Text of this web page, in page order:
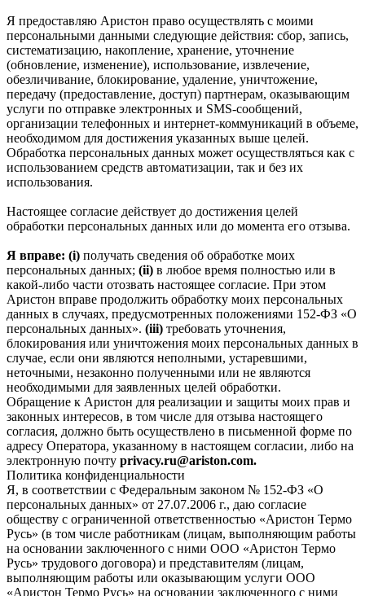
Я предоставляю Аристон право осуществлять с моими
персональными данными следующие действия: сбор, запись,
систематизацию, накопление, хранение, уточнение
(обновление, изменение), использование, извлечение,
обезличивание, блокирование, удаление, уничтожение,
передачу (предоставление, доступ) партнерам, оказывающим
услуги по отправке электронных и SMS‑сообщений,
организации телефонных и интернет‑коммуникаций в объеме,
необходимом для достижения указанных выше целей.
Обработка персональных данных может осуществляться как с
использованием средств автоматизации, так и без их
использования.
Настоящее согласие действует до достижения целей
обработки персональных данных или до момента его отзыва.
Я вправе: (i) получать сведения об обработке моих
персональных данных; (ii) в любое время полностью или в
какой-либо части отозвать настоящее согласие. При этом
Аристон вправе продолжить обработку моих персональных
данных в случаях, предусмотренных положениями 152-ФЗ «О
персональных данных». (iii) требовать уточнения,
блокирования или уничтожения моих персональных данных в
случае, если они являются неполными, устаревшими,
неточными, незаконно полученными или не являются
необходимыми для заявленных целей обработки.
Обращение к Аристон для реализации и защиты моих прав и
законных интересов, в том числе для отзыва настоящего
согласия, должно быть осуществлено в письменной форме по
адресу Оператора, указанному в настоящем согласии, либо на
электронную почту privacy.ru@ariston.com.
Политика конфиденциальности
Я, в соответствии с Федеральным законом № 152-ФЗ «О
персональных данных» от 27.07.2006 г., даю согласие
обществу с ограниченной ответственностью «Аристон Термо
Русь» (в том числе работникам (лицам, выполняющим работы
на основании заключенного с ними ООО «Аристон Термо
Русь» трудового договора) и представителям (лицам,
выполняющим работы или оказывающим услуги ООО
«Аристон Термо Русь» на основании заключенного с ними